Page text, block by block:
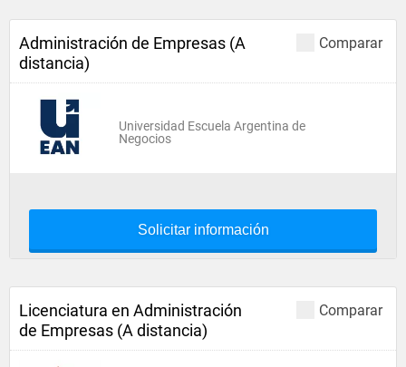
Comparar
Administración de Empresas (A
distancia)
Universidad Escuela Argentina de
Negocios
Solicitar información
Comparar
Licenciatura en Administración
de Empresas (A distancia)